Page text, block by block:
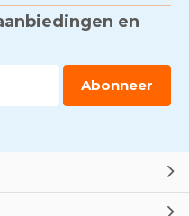
en
Abonneer